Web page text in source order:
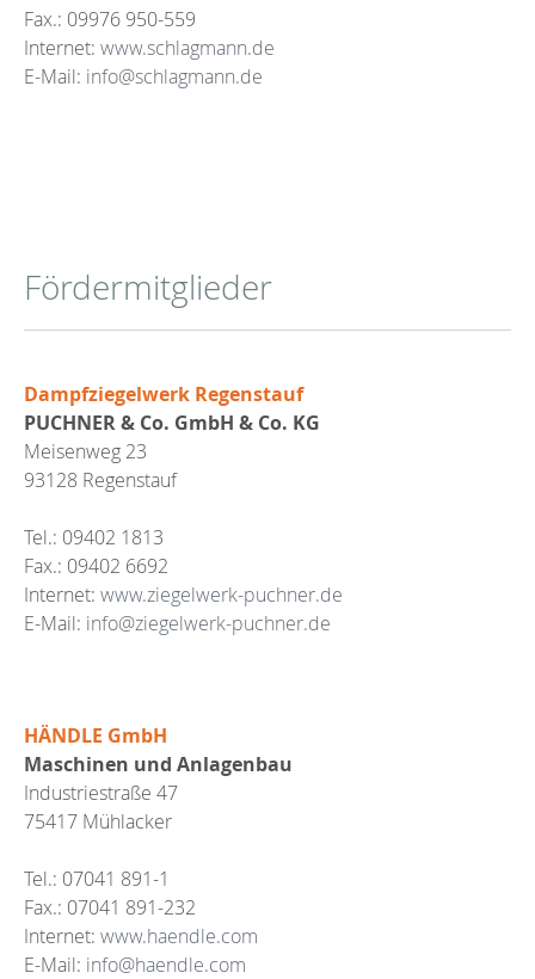
Fax.: 09976 950-559
Internet: www.schlagmann.de
E-Mail: info@schlagmann.de
Fördermitglieder
Dampfziegelwerk Regenstauf
PUCHNER & Co. GmbH & Co. KG
Meisenweg 23
93128 Regenstauf
Tel.: 09402 1813
Fax.: 09402 6692
Internet: www.ziegelwerk-puchner.de
E-Mail: info@ziegelwerk-puchner.de
HÄNDLE GmbH
Maschinen und Anlagenbau
Industriestraße 47
75417 Mühlacker
Tel.: 07041 891-1
Fax.: 07041 891-232
Internet: www.haendle.com
E-Mail: info@haendle.com